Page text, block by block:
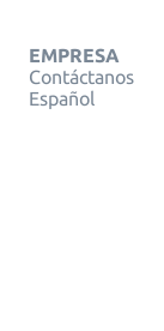
EMPRESA
Contáctanos
Español